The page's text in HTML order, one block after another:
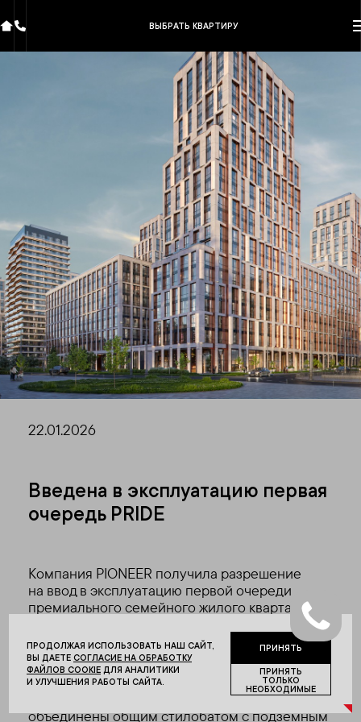
22.01.2026
Введена в эксплуатацию первая
очередь PRIDE
Компания PIONEER получила разрешение
на ввод в эксплуатацию первой очереди
премиального семейного жилого квартала
В двух корпусах размещено 910 квартир
с готовой дизайнерской отделкой и без нее
общей площадью более 66 тыс. кв. м. Здания
объединены общим стилобатом с подземным
ВЫБРАТЬ КВАРТИРУ
ПРОДОЛЖАЯ ИСПОЛЬЗОВАТЬ НАШ САЙТ,
ВЫ ДАЕТЕ СОГЛАСИЕ НА ОБРАБОТКУ
ФАЙЛОВ COOKIE ДЛЯ АНАЛИТИКИ
И УЛУЧШЕНИЯ РАБОТЫ САЙТА.
ПРИНЯТЬ
ПРИНЯТЬ
ТОЛЬКО
НЕОБХОДИМЫЕ